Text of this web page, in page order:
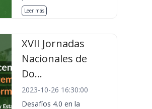
Leer más
XVII Jornadas
Nacionales de
Do...
2023-10-26 16:30:00
Desafíos 4.0 en la